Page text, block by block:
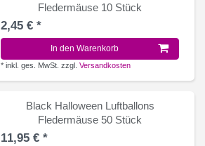
Fledermäuse 10 Stück
2,45 € *
In den Warenkorb
*inkl. ges. MwSt. zzgl.Versandkosten
Black Halloween Luftballons
Fledermäuse 50 Stück
11,95 € *